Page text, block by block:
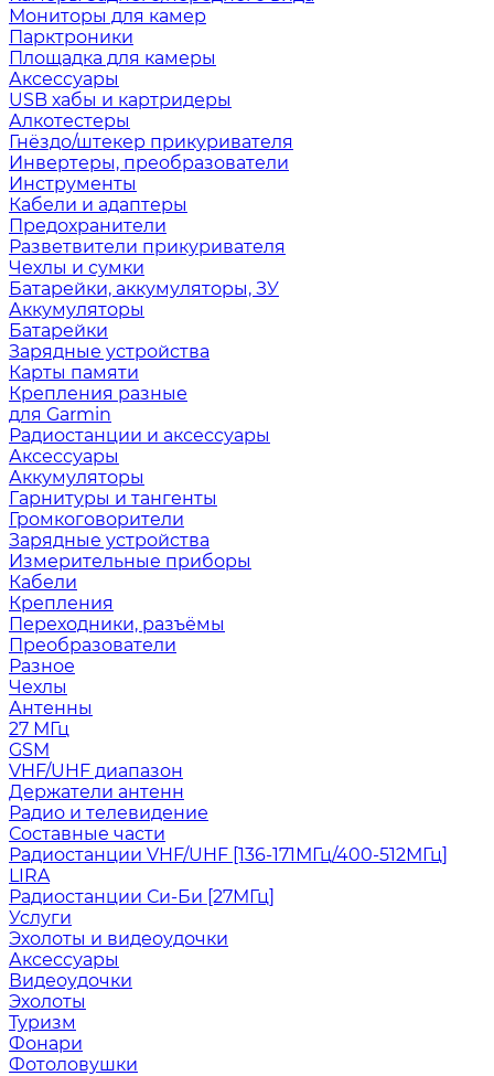
Мониторы для камер
Парктроники
Площадка для камеры
Аксессуары
USB хабы и картридеры
Алкотестеры
Гнёздо/штекер прикуривателя
Инвертеры, преобразователи
Инструменты
Кабели и адаптеры
Предохранители
Разветвители прикуривателя
Чехлы и сумки
Батарейки, аккумуляторы, ЗУ
Аккумуляторы
Батарейки
Зарядные устройства
Карты памяти
Крепления разные
для Garmin
Радиостанции и аксессуары
Аксессуары
Аккумуляторы
Гарнитуры и тангенты
Громкоговорители
Зарядные устройства
Измерительные приборы
Кабели
Крепления
Переходники, разъёмы
Преобразователи
Разное
Чехлы
Антенны
27 МГц
GSM
VHF/UHF диапазон
Держатели антенн
Радио и телевидение
Составные части
Радиостанции VHF/UHF [136-171МГц/400-512МГц]
LIRA
Радиостанции Си-Би [27МГц]
Услуги
Эхолоты и видеоудочки
Аксессуары
Видеоудочки
Эхолоты
Туризм
Фонари
Фотоловушки